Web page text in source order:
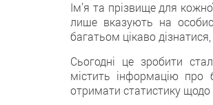
Ім’я та прізвище для
лише вказують на
багатьом цікаво
Сьогодні це зробити
містить інформацію про
отримати статистику щодо